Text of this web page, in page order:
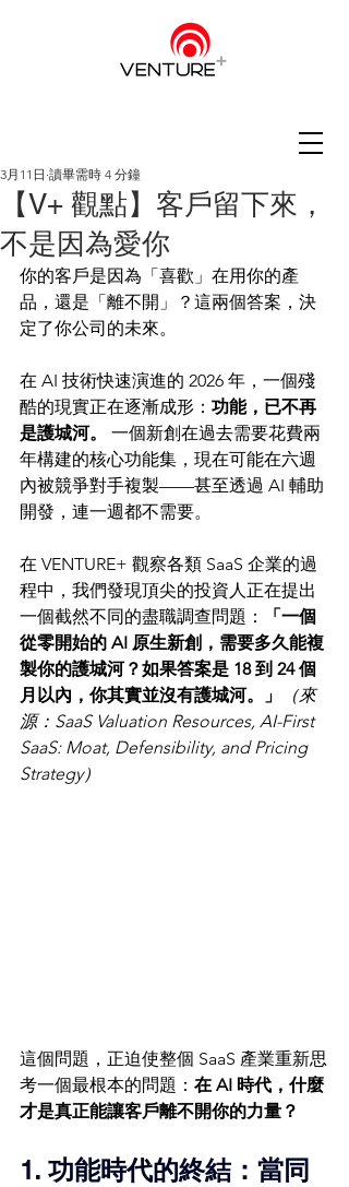
【V+ 觀點】客戶留下來，
不是因為愛你
3月11日 讀畢需時 4 分鐘
你的客戶是因為「喜歡」在用你的產
品，還是「離不開」？這兩個答案，決
定了你公司的未來。
在 AI 技術快速演進的 2026 年，一個殘
酷的現實正在逐漸成形： 功能，已不再
是護城河。
一個新創在過去需要花費兩
年構建的核心功能集，現在可能在六週
內被競爭對手複製——甚至透過 AI 輔助
開發，連一週都不需要。
在 VENTURE+ 觀察各類 SaaS 企業的過
程中，我們發現頂尖的投資人正在提出
一個截然不同的盡職調查問題：
「一個
從零開始的 AI 原生新創，需要多久能複
製你的護城河？如果答案是 18 到 24 個
月以內，你其實並沒有護城河。」
（來
源：SaaS Valuation Resources, AI-First
SaaS: Moat, Defensibility, and Pricing
Strategy）
這個問題，正迫使整個 SaaS 產業重新思
考一個最根本的問題： 在 AI 時代，什麼
才是真正能讓客戶離不開你的力量？
1. 功能時代的終結：當同